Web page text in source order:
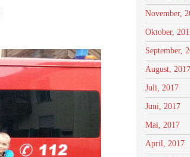
November,
Oktober,
September,
August, 2017
Juli, 2017
Juni, 2017
Mai, 2017
April, 2017